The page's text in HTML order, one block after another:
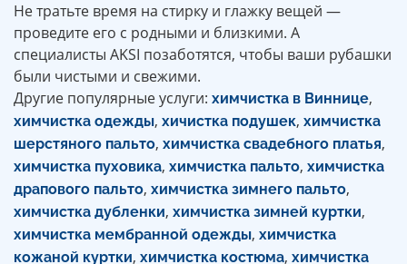
Не тратьте время на стирку и глажку вещей —
проведите его с родными и близкими. А
специалисты AKSI позаботятся, чтобы ваши рубашки
были чистыми и свежими.
Другие популярные услуги: химчистка в Виннице,
химчистка одежды, хичистка подушек, химчистка
шерстяного пальто, химчистка свадебного платья,
химчистка пуховика, химчистка пальто, химчистка
драпового пальто, химчистка зимнего пальто,
химчистка дубленки, химчистка зимней куртки,
химчистка мембранной одежды, химчистка
кожаной куртки, химчистка костюма, химчистка